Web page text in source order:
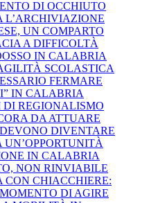
DI OCCHIUTO
L’ARCHIVIAZIONE
UN COMPARTO
A DIFFICOLTÀ
IN CALABRIA
SCOLASTICA
FERMARE
IN CALABRIA
REGIONALISMO
DA ATTUARE
DIVENTARE
IN CALABRIA
NON RINVIABILE
CON CHIACCHIERE:
DI AGIRE